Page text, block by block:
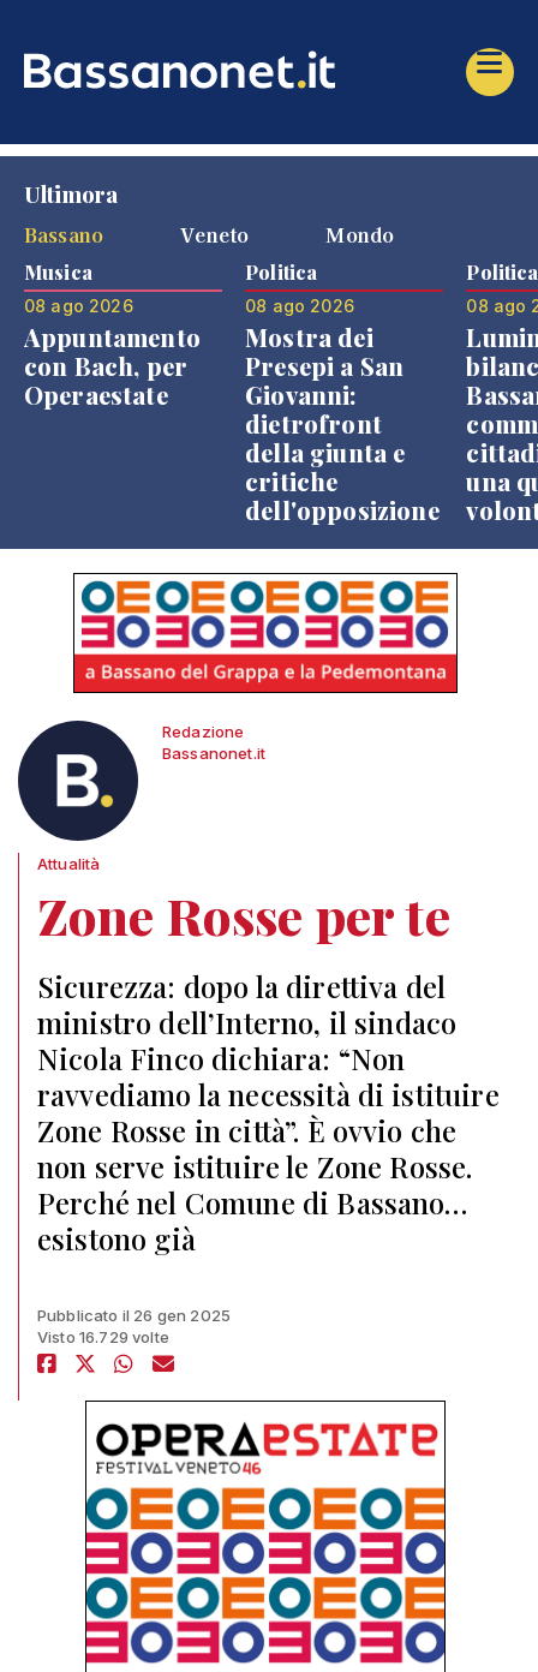
Ultimora
Bassano
Veneto Mondo
Musica
08 ago 2026
Appuntamento
con Bach, per
Operaestate
Politica
08 ago 2026
Mostra dei
Presepi a San
Giovanni:
dietrofront
della giunta e
critiche
dell'opposizione
Politica
08 ago
una
Redazione
Bassanonet.it
Attualità
Zone Rosse per te
Sicurezza: dopo la direttiva del
ministro dell’Interno, il sindaco
Nicola Finco dichiara: “Non
ravvediamo la necessità di istituire
Zone Rosse in città”. È ovvio che
non serve istituire le Zone Rosse.
Perché nel Comune di Bassano…
esistono già
Pubblicato il 26 gen 2025
Visto 16.729 volte